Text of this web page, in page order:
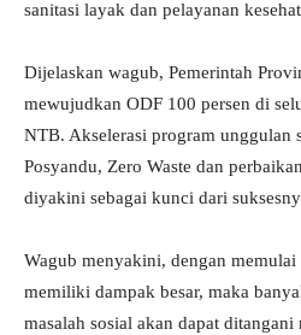
sanitasi layak dan pelayanan
Dijelaskan wagub, Pemerintah
mewujudkan ODF 100 persen di
NTB. Akselerasi program unggulan
Posyandu, Zero Waste dan
diyakini sebagai kunci dari
Wagub menyakini, dengan
memiliki dampak besar, maka
masalah sosial akan dapat